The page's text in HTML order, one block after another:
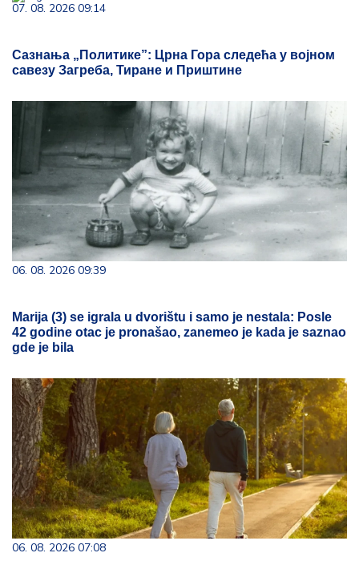
07. 08. 2026 09:14
Сазнања „Политике”: Црна Гора следећа у војном
савезу Загреба, Тиране и Приштине
06. 08. 2026 09:39
Marija (3) se igrala u dvorištu i samo je nestala: Posle
42 godine otac je pronašao, zanemeo je kada je saznao
gde je bila
06. 08. 2026 07:08